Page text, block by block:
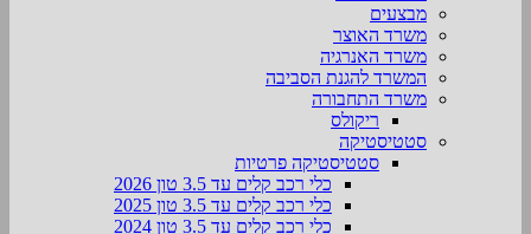
מבצעים
משרד האוצר
משרד האנרגיה
המשרד להגנת הסביבה
משרד התחבורה
ריקולס
סטטיסטיקה
סטטיסטיקה פרטיות
כלי רכב קלים עד 3.5 טון 2026
כלי רכב קלים עד 3.5 טון 2025
כלי רכב קלים עד 3.5 טון 2024